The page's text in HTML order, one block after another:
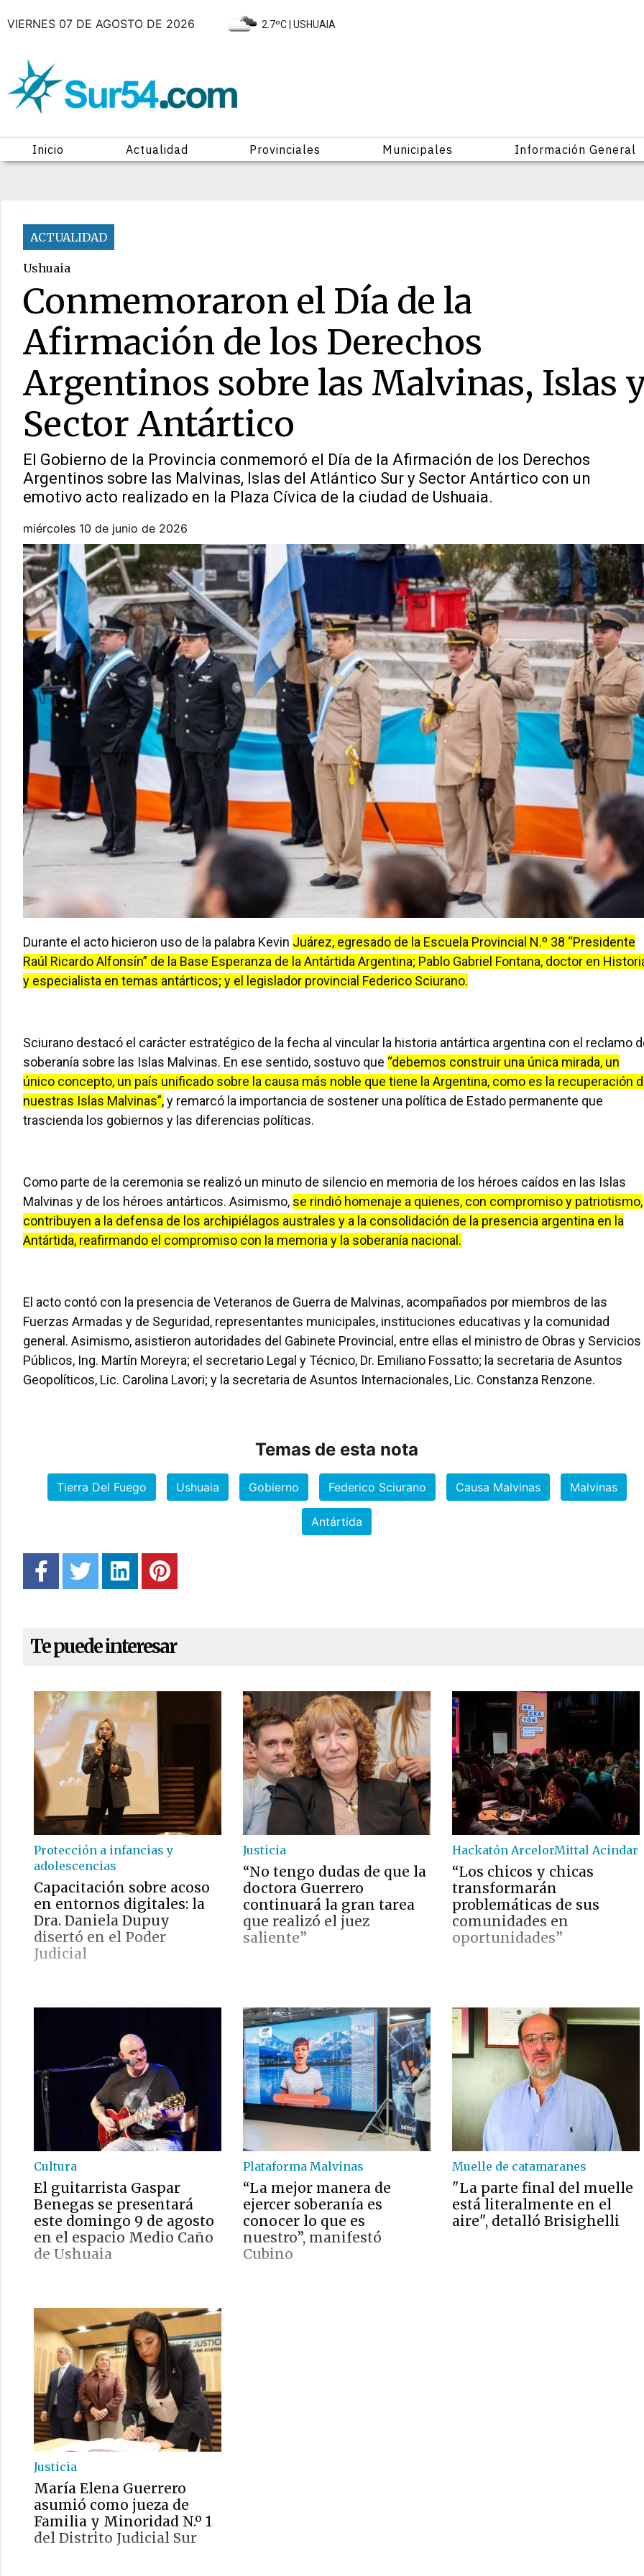
VIERNES 07 DE AGOSTO DE 2026 2.7ºC | USHUAIA
Inicio Actualidad Provinciales Municipales Información General
ACTUALIDAD
Ushuaia
Conmemoraron el Día de la
Afirmación de los Derechos
Argentinos sobre las Malvinas, Islas
Sector Antártico
El Gobierno de la Provincia conmemoró el Día de la Afirmación de los Derechos
Argentinos sobre las Malvinas, Islas del Atlántico Sur y Sector Antártico con un
emotivo acto realizado en la Plaza Cívica de la ciudad de Ushuaia.
miércoles 10 de junio de 2026
Durante el acto hicieron uso de la palabra Kevin Juárez, egresado de la Escuela Provincial N.º 38 “Presidente
Raúl Ricardo Alfonsín” de la Base Esperanza de la Antártida Argentina; Pablo Gabriel Fontana, doctor en
y especialista en temas antárticos; y el legislador provincial Federico Sciurano.
Sciurano destacó el carácter estratégico de la fecha al vincular la historia antártica argentina con el reclamo
soberanía sobre las Islas Malvinas. En ese sentido, sostuvo que “debemos construir una única mirada, un
único concepto, un país unificado sobre la causa más noble que tiene la Argentina, como es la recuperación
nuestras Islas Malvinas”,y remarcó la importancia de sostener una política de Estado permanente que
trascienda los gobiernos y las diferencias políticas.
Como parte de la ceremonia se realizó un minuto de silencio en memoria de los héroes caídos en las Islas
Malvinas y de los héroes antárticos. Asimismo, se rindió homenaje a quienes, con compromiso y patriotismo,
contribuyen a la defensa de los archipiélagos australes y a la consolidación de la presencia argentina en la
Antártida, reafirmando el compromiso con la memoria y la soberanía nacional.
El acto contó con la presencia de Veteranos de Guerra de Malvinas, acompañados por miembros de las
Fuerzas Armadas y de Seguridad, representantes municipales, instituciones educativas y la comunidad
general. Asimismo, asistieron autoridades del Gabinete Provincial, entre ellas el ministro de Obras y Servicios
Públicos, Ing. Martín Moreyra; el secretario Legal y Técnico, Dr. Emiliano Fossatto; la secretaria de Asuntos
Geopolíticos, Lic. Carolina Lavori; y la secretaria de Asuntos Internacionales, Lic. Constanza Renzone.
Temas de esta nota
Tierra Del Fuego Ushuaia Gobierno Federico Sciurano Causa Malvinas Malvinas
Antártida
Te puede interesar
Protección a infancias y
adolescencias
Capacitación sobre acoso
en entornos digitales: la
Dra. Daniela Dupuy
disertó en el Poder
Judicial
Justicia
“No tengo dudas de que la
doctora Guerrero
continuará la gran tarea
que realizó el juez
saliente”
Hackatón ArcelorMittal Acindar
“Los chicos y chicas
transformarán
problemáticas de sus
comunidades en
oportunidades”
Cultura
El guitarrista Gaspar
Benegas se presentará
este domingo 9 de agosto
en el espacio Medio Caño
de Ushuaia
Plataforma Malvinas
“La mejor manera de
ejercer soberanía es
conocer lo que es
nuestro”, manifestó
Cubino
Muelle de catamaranes
"La parte final del muelle
está literalmente en el
aire", detalló Brisighelli
Justicia
María Elena Guerrero
asumió como jueza de
Familia y Minoridad N.º 1
del Distrito Judicial Sur